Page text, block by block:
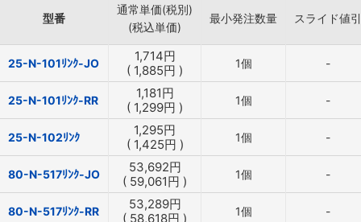
型番
通常単価(税別)
(税込単価)
最小発注数量 スライド値引
25-N-101ﾘﾝｸ-JO 1,714円
( 1,885円 ) 1個 -
25-N-101ﾘﾝｸ-RR 1,181円
( 1,299円 ) 1個 -
25-N-102ﾘﾝｸ 1,295円
( 1,425円 ) 1個 -
80-N-517ﾘﾝｸ-JO 53,692円
( 59,061円 ) 1個 -
80-N-517ﾘﾝｸ-RR 53,289円
( 58,618円 ) 1個 -